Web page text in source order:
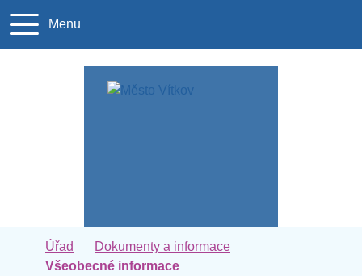
Menu
Úvodní stránka
Úřad
Dokumenty a informace
Všeobecné informace